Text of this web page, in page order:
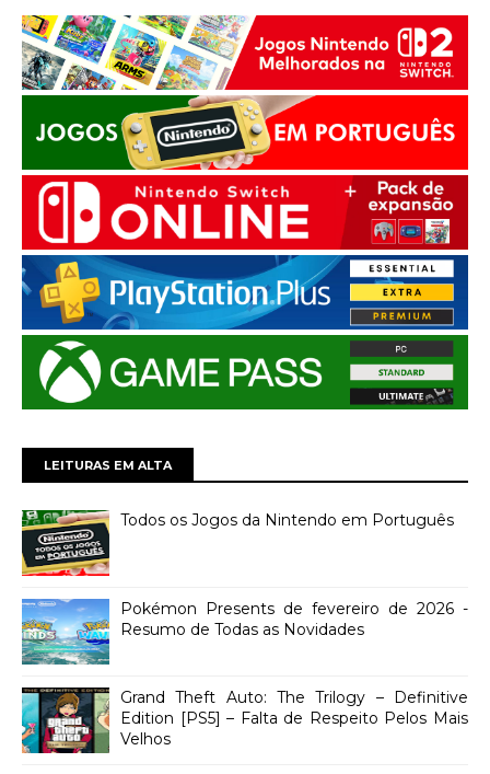
LEITURAS EM ALTA
Todos os Jogos da Nintendo em Português
Pokémon Presents de fevereiro de 2026 -
Resumo de Todas as Novidades
Grand Theft Auto: The Trilogy – Definitive
Edition [PS5] – Falta de Respeito Pelos Mais
Velhos